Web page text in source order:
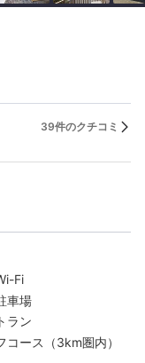
39件のクチコミ
Fi
車場
ラン
コース（3km圏内）